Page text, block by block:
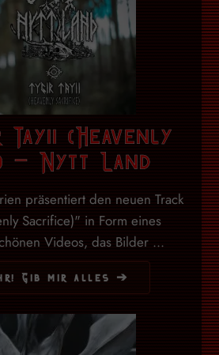
Tayii (Heavenly
– Nytt Land
präsentiert den neuen Track
Sacrifice)" in Form eines
Videos, das Bilder ...
Gib mir alles ➔